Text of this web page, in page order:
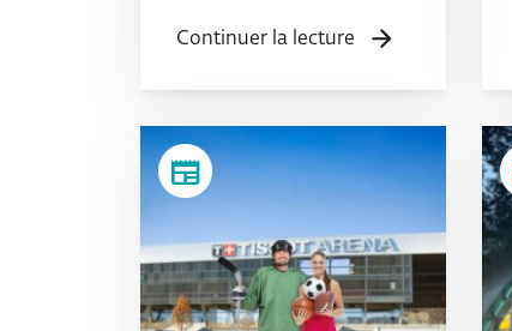
Continuer la lecture
newspaper